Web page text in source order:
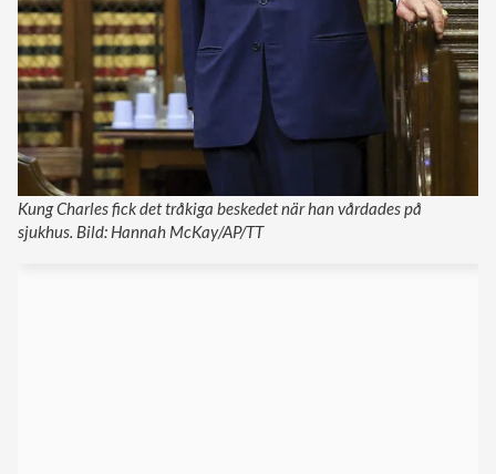
Kung Charles fick det tråkiga beskedet när han vårdades på
sjukhus. Bild: Hannah McKay/AP/TT